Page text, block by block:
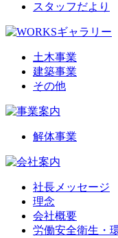
スタッフだより
土木事業
建築事業
その他
解体事業
社長メッセージ
理念
会社概要
労働安全衛生・